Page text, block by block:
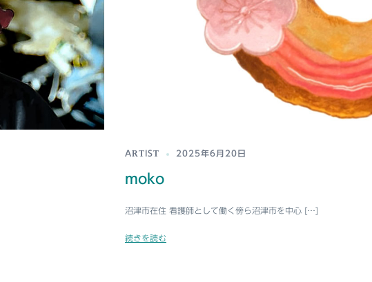
ARTIST 2025年6月20日
moko
沼津市在住 看護師として働く傍ら沼津市を中心 […]
続きを読む